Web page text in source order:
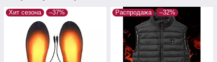
Хит сезона –37% Распродажа –32%